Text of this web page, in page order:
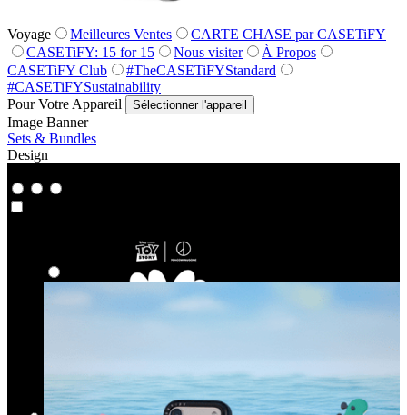
Voyage Meilleures Ventes
CARTE CHASE par CASETiFY
CASETiFY: 15 for 15
Nous visiter
À Propos
CASETiFY Club
#TheCASETiFYStandard
#CASETiFYSustainability
Pour Votre Appareil
Sélectionner l'appareil
Image Banner
Sets & Bundles
Design